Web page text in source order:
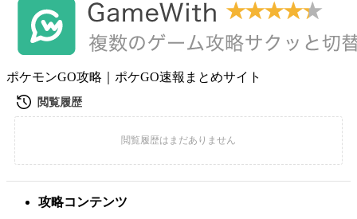
ポケモンGO攻略｜ポケGO速報まとめサイト
攻略コンテンツ